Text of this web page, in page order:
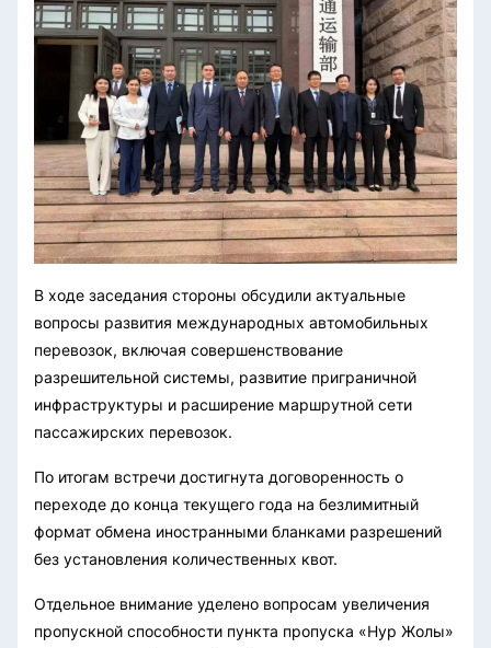
В ходе заседания стороны обсудили актуальные
вопросы развития международных автомобильных
перевозок, включая совершенствование
разрешительной системы, развитие приграничной
инфраструктуры и расширение маршрутной сети
пассажирских перевозок.
По итогам встречи достигнута договоренность о
переходе до конца текущего года на безлимитный
формат обмена иностранными бланками разрешений
без установления количественных квот.
Отдельное внимание уделено вопросам увеличения
пропускной способности пункта пропуска «Нур Жолы»